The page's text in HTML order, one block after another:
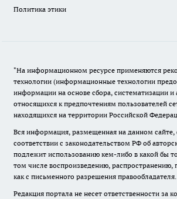
Политика этики
"На информационном ресурсе применяются
технологии (информационные технологии
информации на основе сбора, систематизации и
относящихся к предпочтениям пользователей
находящихся на территории Российской
Вся информация, размещенная на данном сайте,
соответствии с законодательством РФ об
подлежит использованию кем-либо в какой бы
том числе воспроизведению, распространению,
как с письменного разрешения правообладателя.
Редакция портала не несет ответственности за